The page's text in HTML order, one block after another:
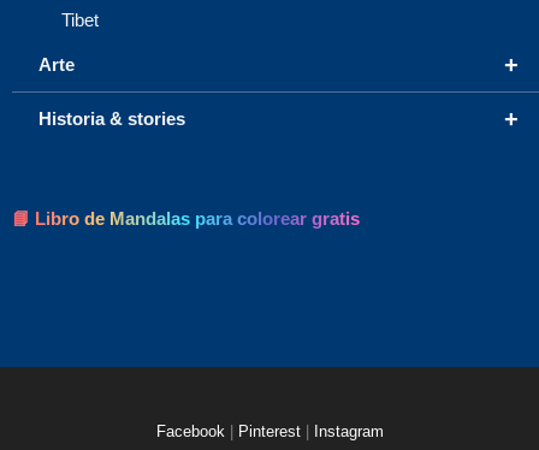
Tibet
+
Arte
+
Historia & stories
📘 Libro de Mandalas para colorear gratis
Facebook Pinterest Instagram